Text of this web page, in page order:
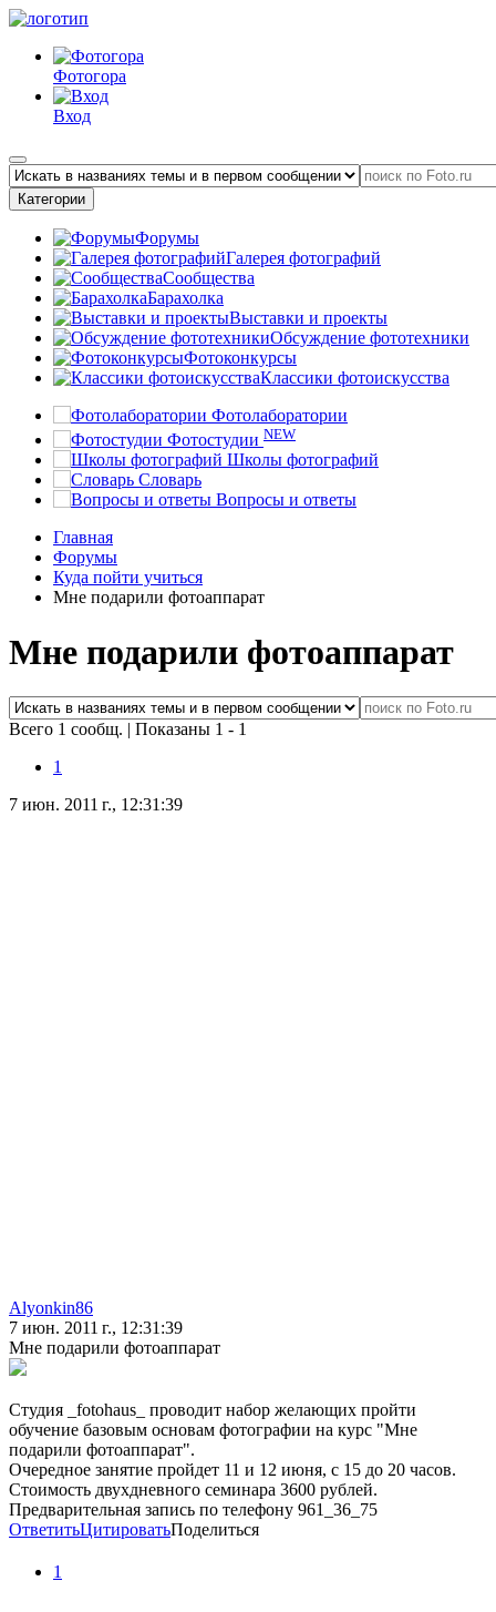
Фотогора
Вход
Категории
Форумы
Галерея фотографий
Сообщества
Барахолка
Выставки и проекты
Обсуждение фототехники
Фотоконкурсы
Классики фотоискусства
Фотолаборатории
Фотостудии NEW
Школы фотографий
Словарь
Вопросы и ответы
Главная
Форумы
Куда пойти учиться
Мне подарили фотоаппарат
Мне подарили фотоаппарат
Всего 1 сообщ. | Показаны 1 - 1
1
7 июн. 2011 г., 12:31:39
Alyonkin86
7 июн. 2011 г., 12:31:39
Мне подарили фотоаппарат
Студия _fotohaus_ проводит набор желающих пройти
обучение базовым основам фотографии на курс "Мне
подарили фотоаппарат".
Очередное занятие пройдет 11 и 12 июня, с 15 до 20 часов.
Стоимость двухдневного семинара 3600 рублей.
Предварительная запись по телефону 961_36_75
ОтветитьЦитироватьПоделиться
1